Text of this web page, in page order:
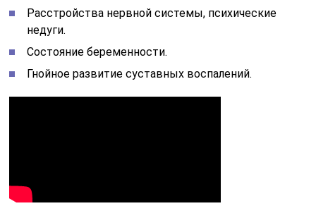
Расстройства нервной системы, психические
недуги.
Состояние беременности.
Гнойное развитие суставных воспалений.